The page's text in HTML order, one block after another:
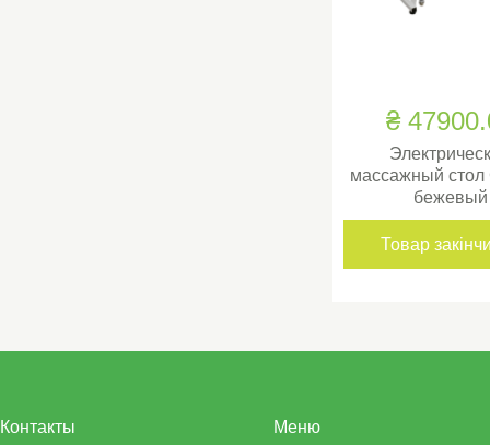
₴
массажный стол
бежевый
Товар
Контакты Меню